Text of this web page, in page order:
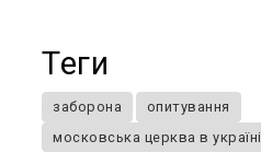
Теги
заборона
опитування
московська церква в україні